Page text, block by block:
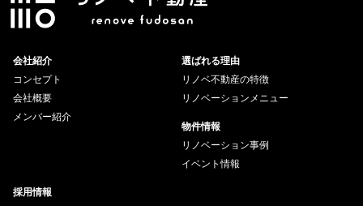
会社紹介
コンセプト
会社概要
メンバー紹介
選ばれる理由
リノベ不動産の特徴
リノベーションメニュー
物件情報
リノベーション事例
イベント情報
採用情報